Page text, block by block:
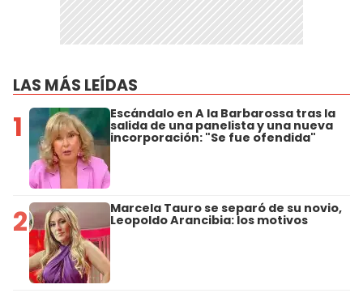
LAS MÁS LEÍDAS
1 Escándalo en A la Barbarossa tras la
salida de una panelista y una nueva
incorporación: "Se fue ofendida"
2 Marcela Tauro se separó de su novio,
Leopoldo Arancibia: los motivos